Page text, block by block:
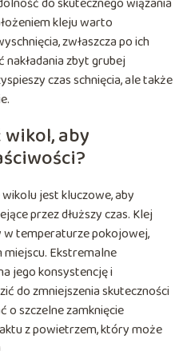
kleju warto
zwłaszcza po ich
zbyt grubej
czas schnięcia, ale także
aby
jest kluczowe, aby
przez dłuższy czas. Klej
temperaturze pokojowej,
miejscu. Ekstremalne
jego konsystencję i
do zmniejszenia skuteczności
o szczelne zamknięcie
z powietrzem, który może